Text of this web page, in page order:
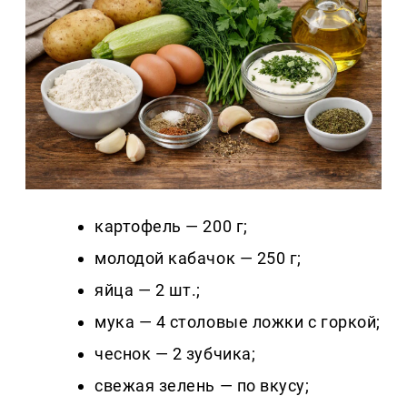
картофель — 200 г;
молодой кабачок — 250 г;
яйца — 2 шт.;
мука — 4 столовые ложки с горкой;
чеснок — 2 зубчика;
свежая зелень — по вкусу;